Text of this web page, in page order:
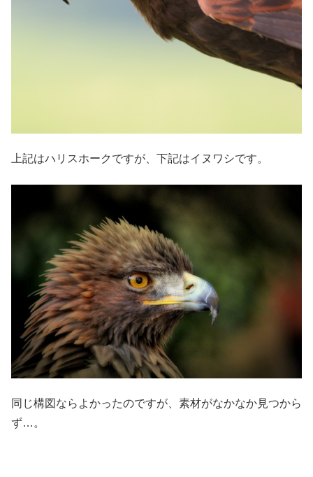
上記はハリスホークですが、下記はイヌワシです。
同じ構図ならよかったのですが、素材がなかなか見つから
ず…。